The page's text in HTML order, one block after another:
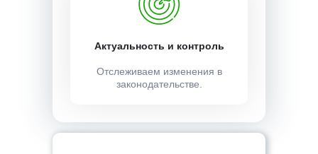
Актуальность и контроль
Отслеживаем изменения в
законодательстве.